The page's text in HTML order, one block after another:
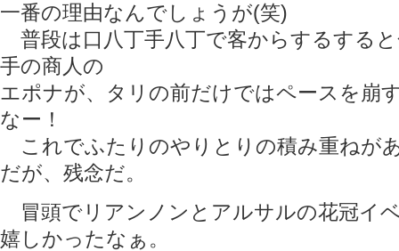
一番の理由なんでしょうが(笑)
普段は口八丁手八丁で客からするする
手の商人の
エポナが、タリの前だけではペースを崩
なー！
これでふたりのやりとりの積み重ねが
だが、残念だ。
冒頭でリアンノンとアルサルの花冠イ
嬉しかったなぁ。